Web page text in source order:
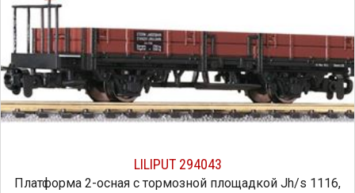
LILIPUT 294043
Платформа 2-осная c тормозной площадкой Jh/s 1116,